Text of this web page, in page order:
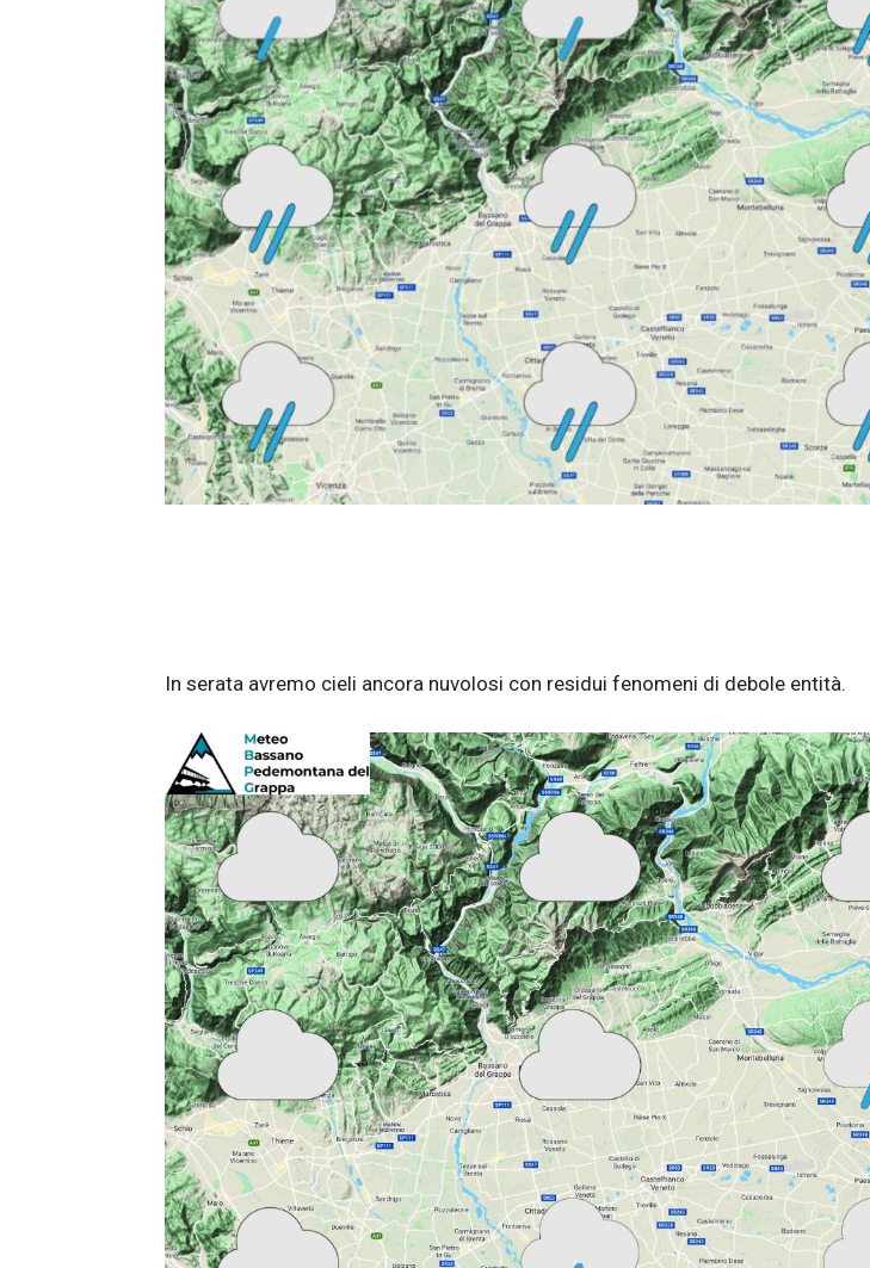
In serata avremo cieli ancora nuvolosi con residui fenomeni di debole entità.